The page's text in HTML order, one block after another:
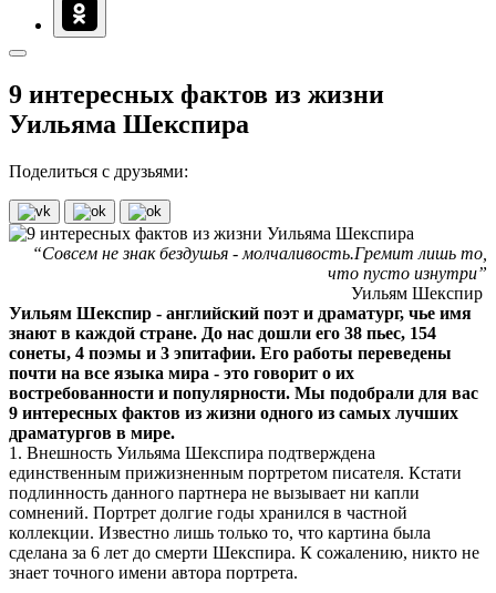
9 интересных фактов из жизни
Уильяма Шекспира
Поделиться с друзьями:
“Совсем не знак бездушья - молчаливость.Гремит лишь то,
что пусто изнутри”
Уильям Шекспир
Уильям Шекспир - английский поэт и драматург, чье имя
знают в каждой стране. До нас дошли его 38 пьес, 154
сонеты, 4 поэмы и 3 эпитафии. Его работы переведены
почти на все языка мира - это говорит о их
востребованности и популярности. Мы подобрали для вас
9 интересных фактов из жизни одного из самых лучших
драматургов в мире.
1. Внешность Уильяма Шекспира подтверждена
единственным прижизненным портретом писателя. Кстати
подлинность данного партнера не вызывает ни капли
сомнений. Портрет долгие годы хранился в частной
коллекции. Известно лишь только то, что картина была
сделана за 6 лет до смерти Шекспира. К сожалению, никто не
знает точного имени автора портрета.